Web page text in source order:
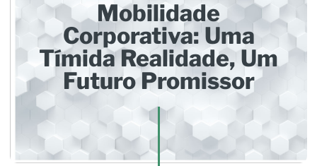
Mobilidade
Corporativa: Uma
Tímida Realidade, Um
Futuro Promissor